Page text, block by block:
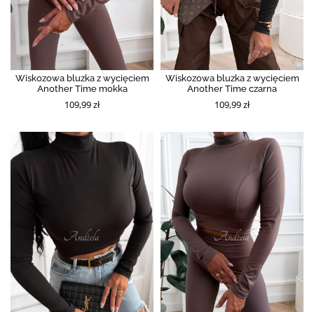
Wiskozowa bluzka z wycięciem
Another Time mokka
109,99 zł
Wiskozowa bluzka z wycięciem
Another Time czarna
109,99 zł